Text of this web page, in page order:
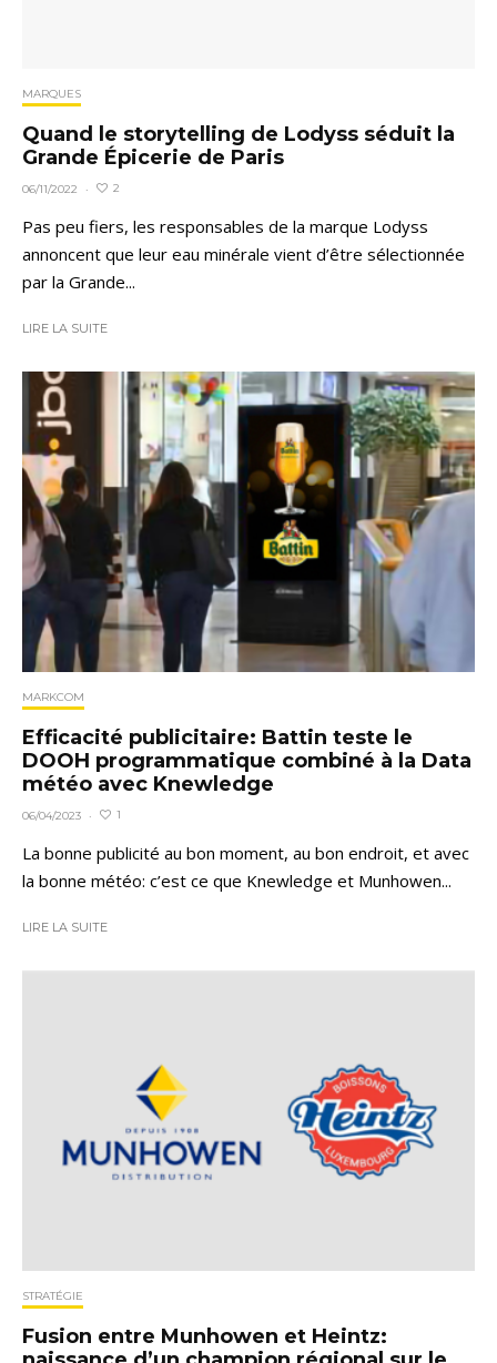
MARQUES
Quand le storytelling de Lodyss séduit la
Grande Épicerie de Paris
06/11/2022 · 2
Pas peu fiers, les responsables de la marque Lodyss
annoncent que leur eau minérale vient d’être sélectionnée
par la Grande...
LIRE LA SUITE
MARKCOM
Efficacité publicitaire: Battin teste le
DOOH programmatique combiné à la Data
météo avec Knewledge
06/04/2023 · 1
La bonne publicité au bon moment, au bon endroit, et avec
la bonne météo: c’est ce que Knewledge et Munhowen...
LIRE LA SUITE
STRATÉGIE
Fusion entre Munhowen et Heintz: